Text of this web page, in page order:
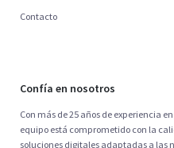
Contacto
Confía en nosotros
Con más de 25 años de experiencia
equipo está comprometido con la
soluciones digitales adaptadas a las